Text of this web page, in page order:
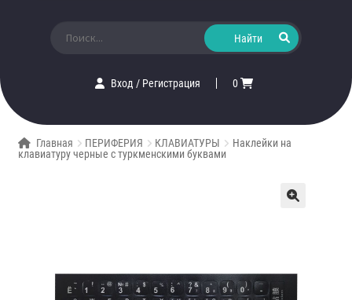
Вход/ Регистрация 0
Главная ПЕРИФЕРИЯ КЛАВИАТУРЫ
Наклейки на
клавиатуру черные с туркменскими буквами